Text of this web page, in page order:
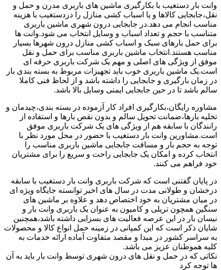
وانت بار دستغیب با بکارگیری ماشین های باربری مدرن و حمل و
نقل،جابجایی کالاها و یا اسباب کشی منازل را دردستغیب با هزینه
مناسب انجام می دهد.در جابجایی درون شهری ماشین باربری
متناسب با حجم و تعداد اسباب و وسایل انتخاب می شود.وانت ها
برای حمل بارهای سبک و اسباب کشی منازل درون شهرها بسیار
مناسب هستند.انتخاب ماشین باربری مناسب برای حمل و نقل
موفق از ویژگی های اصلی و مهم یک شرکت باربری حرفه ای
است.یک ماشین باربری خوب باید تجهیزات مربوط به بسته بندی بار
در زمان بارگیری و جابجایی را داشته باشد و از لحاظ فنی کاملا
سالم باشد تا در حین جابجایی ایمنی وسایل بالا باشد.
مشاوره رایگان،بکارگیری افراد کار آزموده در بسته بندی،چیدمان و
تخلیه بارها،ضمانت تحویل سالم و بدون نقص بارها و استفاده از
رانندگان با سابقه هم از ویژگی های یک شرکت باربری موفق
است.مشاورین وانت بار دستغیب با حضور در محل مورد نظر با
توجه به حجم بار و مسافت جابجایی ماشین باربری مناسب را
انتخاب کرده و امکان یک جابجایی راحت و سریع را برای مشتریان
خود فراهم می کنند.
در پایان گفتنی است که شرکت باربری وانت بار دستغیب با سابقه
درخشان و طولانی مدت در سال های اخیر توانسته جایگاه ویژه ای
در میان مشتریان به خود اختصاص دهد و علاوه بر ماشین های
سنگین همچون تریلی و کامیون به عنوان یک باربری وانت بار و
نیسان بار در این عرصه فعالیت های بسزایی داشته باشد،همچنین
شایان ذکر است که این کمپانی در زمینه حمل انواع کالا و محصولات
به سراسر کشور در مبدا و مقصد متفاوت آماده ارائه خدمات به
کلیه هموطنان عزیز می باشد.
نکاتی که در حمل و نقل های درون شهری توسط وانت بار باید به آن
ها توجه کرد